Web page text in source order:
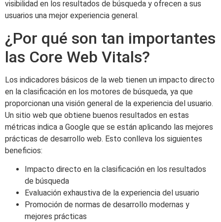
visibilidad en los resultados de búsqueda y ofrecen a sus
usuarios una mejor experiencia general.
¿Por qué son tan importantes
las Core Web Vitals?
Los indicadores básicos de la web tienen un impacto directo
en la clasificación en los motores de búsqueda, ya que
proporcionan una visión general de la experiencia del usuario.
Un sitio web que obtiene buenos resultados en estas
métricas indica a Google que se están aplicando las mejores
prácticas de desarrollo web. Esto conlleva los siguientes
beneficios:
Impacto directo en la clasificación en los resultados
de búsqueda
Evaluación exhaustiva de la experiencia del usuario
Promoción de normas de desarrollo modernas y
mejores prácticas